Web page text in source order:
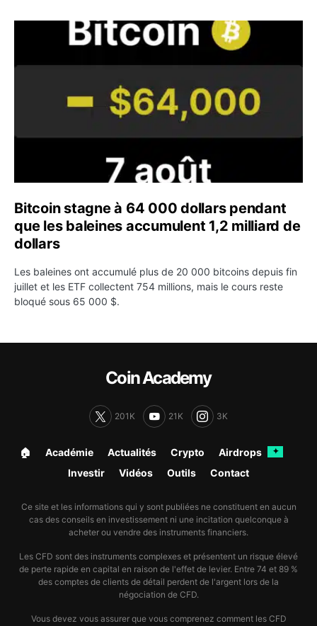
Bitcoin stagne à 64 000 dollars pendant que les
Bitcoin stagne à 64 000 dollars pendant
que les baleines accumulent 1,2 milliard de
dollars
Les baleines ont accumulé plus de 20 000 bitcoins depuis fin
juillet et les ETF collectent 754 millions, mais le cours reste
bloqué sous 65 000 $.
Coin Academy
201K 21K 3K
🏠︎ Académie Actualités Crypto Airdrops ✦
Investir Vidéos Outils Contact
Ce site et les informations qui y sont publiées ne constituent en aucun
cas des conseils en investissement ni une incitation quelconque à
acheter ou vendre des instruments financiers.
Les CFD sont des instruments complexes et présentent un risque élevé
de perte rapide en capital en raison de l'effet de levier. Entre 74 et 89 %
des comptes de clients de détail perdent de l'argent lors de la
négociation de CFD.
Vous devez vous assurer que vous comprenez comment les CFD